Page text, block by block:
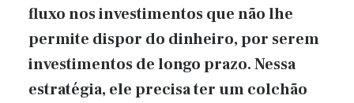
fluxo nos investimentos que não lhe
permite dispor do dinheiro, por serem
investimentos de longo prazo. Nessa
estratégia, ele precisa ter um colchão